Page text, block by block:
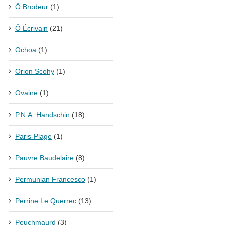
Ô Brodeur (1)
Ô Écrivain (21)
Ochoa (1)
Orion Scohy (1)
Ovaine (1)
P.N.A. Handschin (18)
Paris-Plage (1)
Pauvre Baudelaire (8)
Permunian Francesco (1)
Perrine Le Querrec (13)
Peuchmaurd (3)